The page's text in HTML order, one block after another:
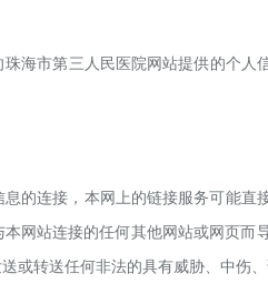
珠海市第三 人民医院 网站提供的个人
连接，本网上的链接服务可能直
网站连接的任何其他网站或网页
或转送任何非法的具有威胁、中伤